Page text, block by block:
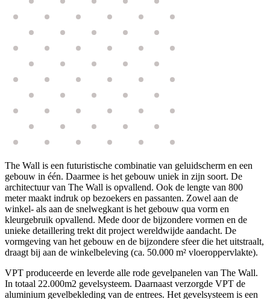
The Wall is een futuristische combinatie van geluidscherm en een
gebouw in één. Daarmee is het gebouw uniek in zijn soort. De
architectuur van The Wall is opvallend. Ook de lengte van 800
meter maakt indruk op bezoekers en passanten. Zowel aan de
winkel- als aan de snelwegkant is het gebouw qua vorm en
kleurgebruik opvallend. Mede door de bijzondere vormen en de
unieke detaillering trekt dit project wereldwijde aandacht. De
vormgeving van het gebouw en de bijzondere sfeer die het uitstraalt,
draagt bij aan de winkelbeleving (ca. 50.000 m² vloeroppervlakte).
VPT produceerde en leverde alle rode gevelpanelen van The Wall.
In totaal 22.000m2 gevelsysteem. Daarnaast verzorgde VPT de
aluminium gevelbekleding van de entrees. Het gevelsysteem is een